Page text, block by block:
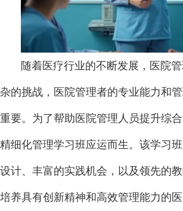
随着医疗行业的不断发展，医院
杂的挑战，医院管理者的专业能力和
重要。为了帮助医院管理人员提升综
精细化管理学习班应运而生。该学习
设计、丰富的实践机会，以及领先的
培养具有创新精神和高效管理能力的医